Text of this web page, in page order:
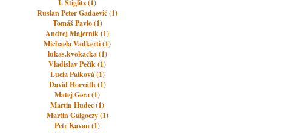
I. Stiglitz (1)
Ruslan Peter Gadaevič (1)
Tomáš Pavlo (1)
Andrej Majerník (1)
Michaela Vadkerti (1)
lukas.kvokacka (1)
Vladislav Pečík (1)
Lucia Palková (1)
David Horváth (1)
Matej Gera (1)
Martin Hudec (1)
Martin Galgoczy (1)
Petr Kavan (1)